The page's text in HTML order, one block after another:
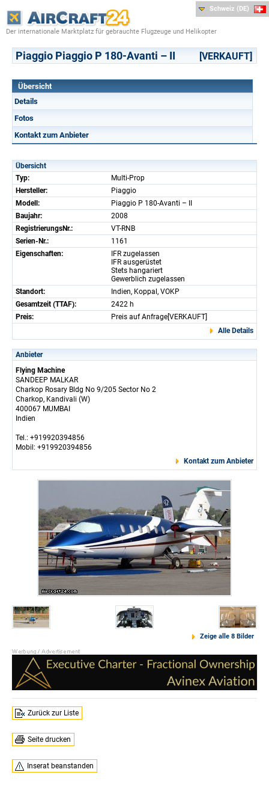
Der internationale Marktplatz für gebrauchte Flugzeuge und Helikopter
Schweiz (DE)
Piaggio Piaggio P 180-Avanti – II [VERKAUFT]
Übersicht
Details
Fotos
Kontakt zum Anbieter
Übersicht
Typ:
Multi-Prop
Hersteller:
Piaggio
Modell:
Piaggio P 180-Avanti – II
Baujahr:
2008
RegistrierungsNr.:
VT-RNB
Serien-Nr.:
1161
Eigenschaften:
IFR zugelassen
IFR ausgerüstet
Stets hangariert
Gewerblich zugelassen
Standort:
Indien, Koppal, VOKP
Gesamtzeit (TTAF):
2422 h
Preis:
Preis auf Anfrage[VERKAUFT]
Alle Details
Anbieter
Flying Machine
SANDEEP MALKAR
Charkop Rosary Bldg No 9/205 Sector No 2
Charkop, Kandivali (W)
400067 MUMBAI
Indien
Tel.: +919920394856
Mobil: +919920394856
Kontakt zum Anbieter
Zeige alle 8 Bilder
Zurück zur Liste
Seite drucken
Inserat beanstanden